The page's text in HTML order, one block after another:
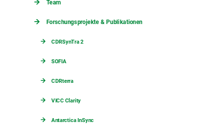
Team
Forschungsprojekte & Publikationen
CDRSynTra 2
SOFIA
CDRterra
VICC Clarity
Antarctica InSync